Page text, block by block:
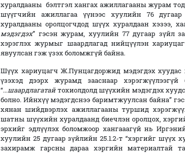
хуралдааны бэлтгэл хангах ажиллагааны журам
шүүгчийн ажиллагаа үүнээс хуулийн 76
хуралдааны оролцогчдод шүүх хуралдаан хэзээ,
мэдэгдэх” гэсэн журам, хуулийн 77 дугаар зүйл
хэрэглэх журмыг шаардлагад нийцүүлэн
явуулсан гэж үзэх боломжгүй байна.
Шүүх хариуцагч Ж.Пунцагдоржид мэдэгдэх хуудас
үзэхэд дээрх журамд зааснаар
“...шаардлагатайтохиолдолд шүүхийн мэдэгдэх
болно. Ийнхүү мэдэгдснээ баримтжуулсан байна”
хянан шийдвэрлэх ажиллагааны туршид
шатны шүүхийн хуралдаанд биечлэн оролцох,
эрхийг эдлүүлэх боломжоор хангааагүй нь
хуулийн 25 дугаар зүйлийн 25.1.2-т “хэргийг шүүх
захирамж гарсны дараа хэргийн материалтай